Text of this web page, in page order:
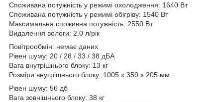
Споживана потужність у режимі охолодження: 1640 Вт
Споживана потужність у режимі обігріву: 1540 Вт
Максимальна споживна потужність: 2550 Вт
Видалення вологи: 2.0 л/рік
Повітрообмін: немає даних
Рівен шуму: 20 / 28 / 33 / 38 дБА
Вага внутрішнього блоку: 13 кг
Розміри внутрішнього блоку: 1005 x 350 x 205 мм
Рівен шуму: 56 дб
Вага зовнішнього блоку: 38 кг